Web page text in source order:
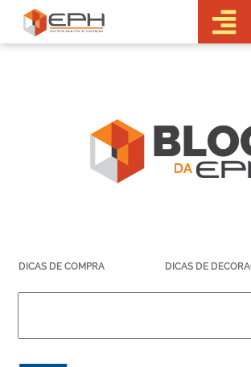
DICAS DE COMPRA DICAS DE